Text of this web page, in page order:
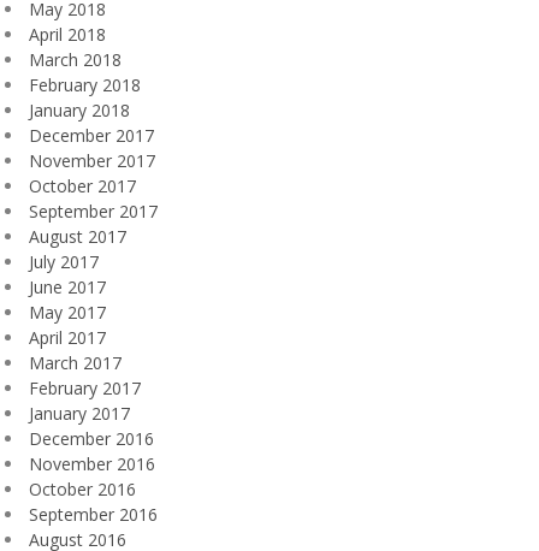
May 2018
April 2018
March 2018
February 2018
January 2018
December 2017
November 2017
October 2017
September 2017
August 2017
July 2017
June 2017
May 2017
April 2017
March 2017
February 2017
January 2017
December 2016
November 2016
October 2016
September 2016
August 2016